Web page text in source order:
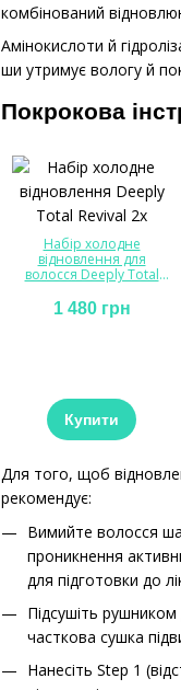
комбінований
Амінокислоти й
ши утримує вологу й
Покрокова
Набір холодне
відновлення для
волосся Deeply Total
1 480 грн
Купити
Для того, щоб
рекомендує:
Вимийте волосся
проникнення
для підготовки до
Підсушіть
часткова сушка
Нанесіть Step 1